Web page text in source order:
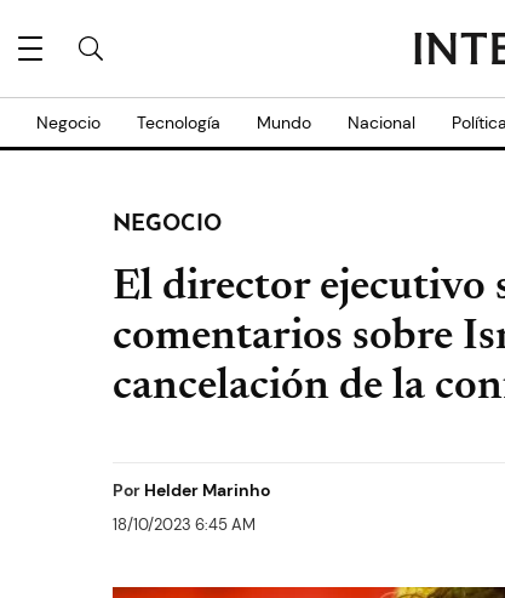
Negocio Tecnología Mundo Nacional Política
NEGOCIO
El director ejecutivo
comentarios sobre
cancelación de la
Por Helder Marinho
18/10/2023 6:45 AM